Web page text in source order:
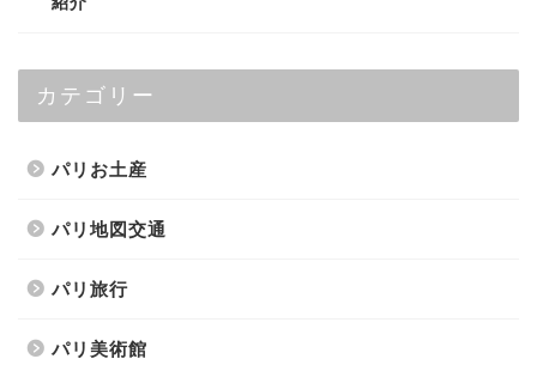
カテゴリー
パリお土産
パリ地図交通
パリ旅行
パリ美術館